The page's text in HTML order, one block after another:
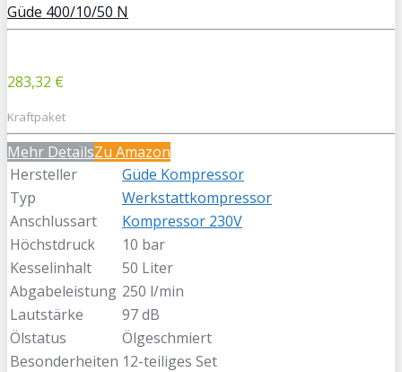
Güde 400/10/50 N
283,32 €
Kraftpaket
Mehr DetailsZu Amazon
Hersteller
Güde Kompressor
Typ
Werkstattkompressor
Anschlussart
Kompressor 230V
Höchstdruck
10 bar
Kesselinhalt
50 Liter
Abgabeleistung 250 l/min
Lautstärke
97 dB
Ölstatus
Ölgeschmiert
Besonderheiten 12-teiliges Set